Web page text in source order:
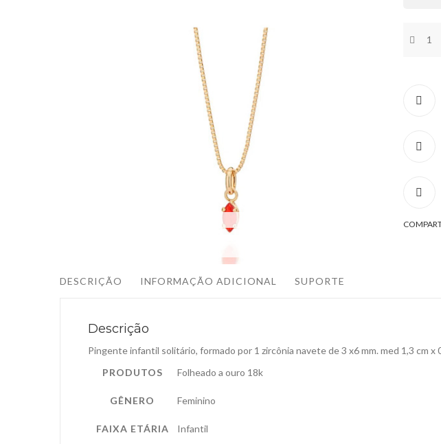
DESCRIÇÃO INFORMAÇÃO ADICIONAL SUPORTE
Descrição
Pingente infantil solitário, formado por 1 zircônia navete de 3 x6 mm. med 1,3 cm x
PRODUTOS
Folheado a ouro 18k
GÊNERO Feminino
FAIXA ETÁRIA Infantil